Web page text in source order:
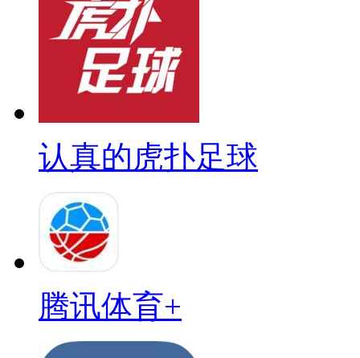
认真的虎扑足球
腾讯体育+